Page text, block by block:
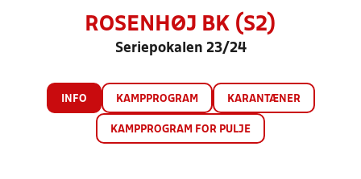
ROSENHØJ BK (S2)
Seriepokalen 23/24
INFO KAMPPROGRAM KARANTÆNER
KAMPPROGRAM FOR PULJE